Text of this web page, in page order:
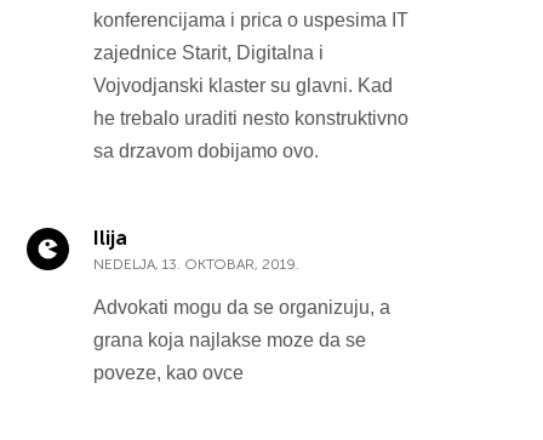
konferencijama i prica o uspesima IT
zajednice Starit, Digitalna i
Vojvodjanski klaster su glavni. Kad
he trebalo uraditi nesto konstruktivno
sa drzavom dobijamo ovo.
Ilija
NEDELJA, 13. OKTOBAR, 2019.
Advokati mogu da se organizuju, a
grana koja najlakse moze da se
poveze, kao ovce